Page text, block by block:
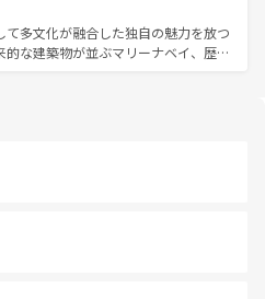
温暖で、どの季節にも異なる楽しみ
みやすいタイの人々、仏教を中心とし
な観光資源が、訪れる旅人を魅了し続
動するはず。観光スポットが密集し
どころを回れるのも魅力。息をのむよ
な体験まで、香港を存分に楽しみ尽く
て多文化が融合した独自の魅力を放つ
的な建築物が並ぶマリーナベイ、歴史
の風情を楽しめる外せないスポット